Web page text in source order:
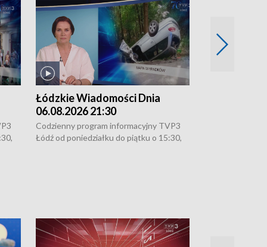
Łódzkie Wiadomości Dnia
06.08.2026 21:30
Codzienny program informacyjny TVP3
Łódź od poniedziałku do piątku o 15:30,